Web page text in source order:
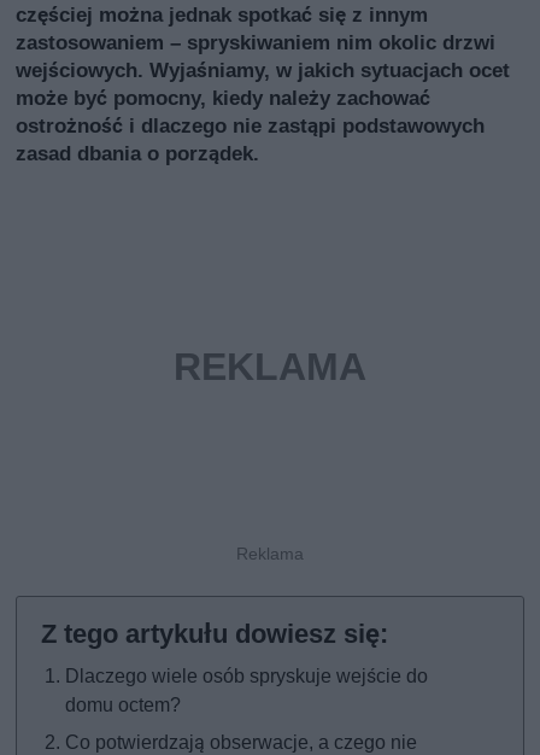
częściej można jednak spotkać się z innym
zastosowaniem – spryskiwaniem nim okolic drzwi
wejściowych. Wyjaśniamy, w jakich sytuacjach ocet
może być pomocny, kiedy należy zachować
ostrożność i dlaczego nie zastąpi podstawowych
zasad dbania o porządek.
Dlaczego wiele osób spryskuje wejście do
domu octem?
Co potwierdzają obserwacje, a czego nie